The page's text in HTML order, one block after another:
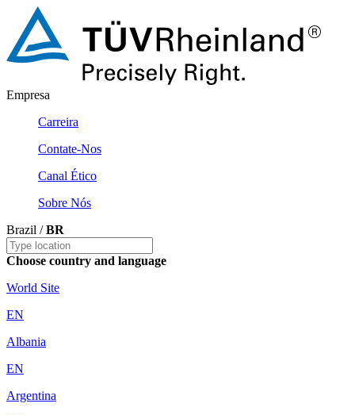
Empresa
Carreira
Contate-Nos
Canal Ético
Sobre Nós
Brazil /BR
Choose country and language
World Site
EN
Albania
EN
Argentina